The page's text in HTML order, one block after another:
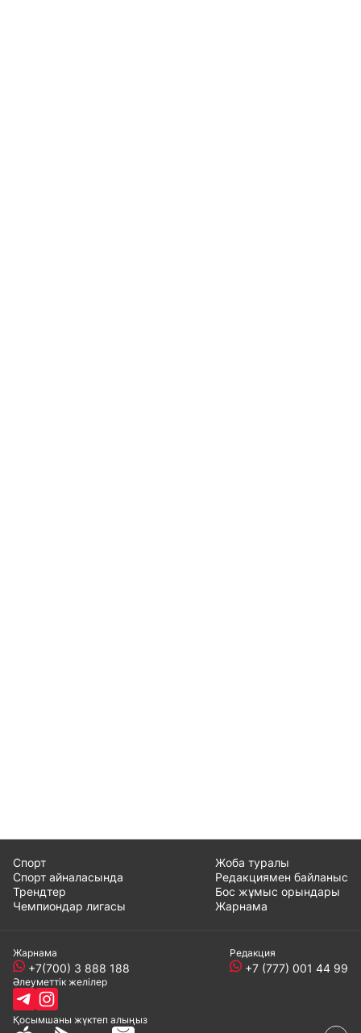
Спорт
Спорт айналасында
Трендтер
Чемпиондар лигасы
Жоба туралы
Редакциямен байланыс
Бос жұмыс орындары
Жарнама
Жарнама
+7(700) 3 888 188
Редакция
+7 (777) 001 44 99
Әлеуметтік желілер
Қосымшаны жүктеп алыңыз